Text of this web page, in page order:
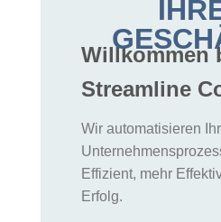
Willkommen
Streamline
Wir automatisieren
Effizient, mehr
Erfolg.